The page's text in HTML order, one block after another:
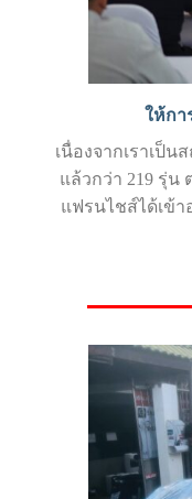
ให้กา
เนื่องจากเราเป็
แล้วกว่า 219 รุ่น
แฟรนไชส์ได้เข้